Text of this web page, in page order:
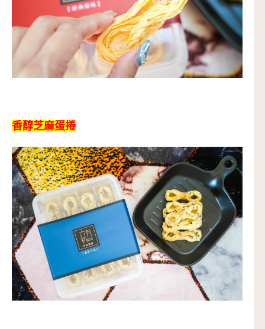
香醇芝麻蛋捲